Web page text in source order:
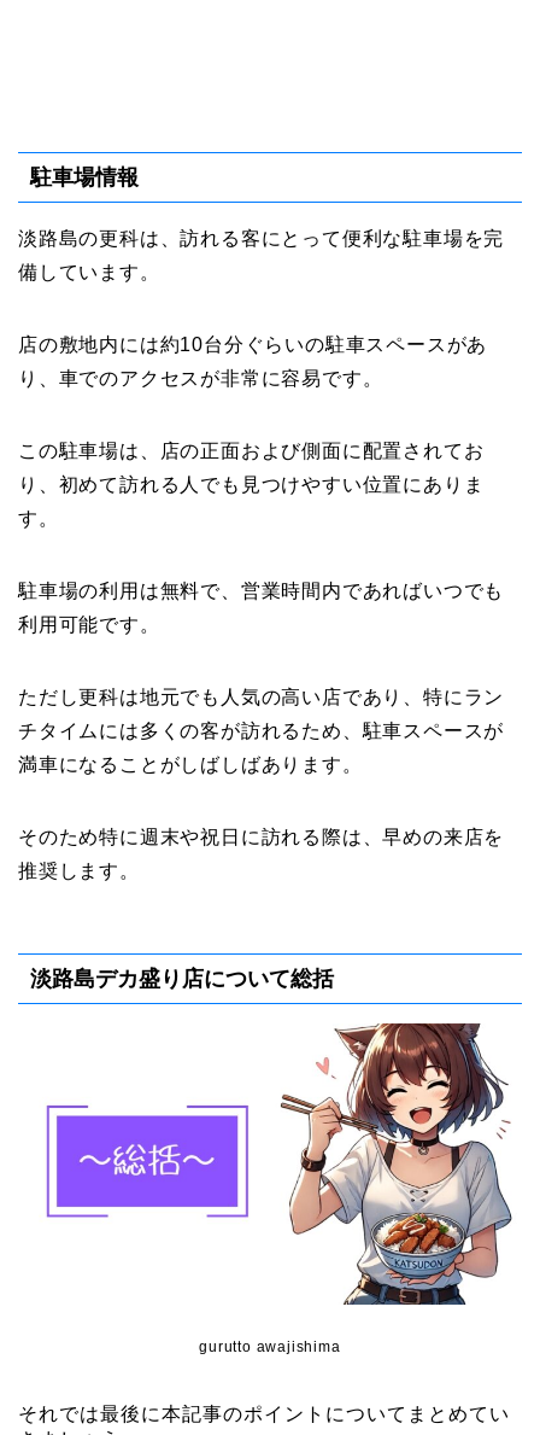
駐車場情報
淡路島の更科は、訪れる客にとって便利な駐車場を完
備しています。
店の敷地内には約10台分ぐらいの駐車スペースがあ
り、車でのアクセスが非常に容易です。
この駐車場は、店の正面および側面に配置されてお
り、初めて訪れる人でも見つけやすい位置にありま
す。
駐車場の利用は無料で、営業時間内であればいつでも
利用可能です。
ただし更科は地元でも人気の高い店であり、特にラン
チタイムには多くの客が訪れるため、駐車スペースが
満車になることがしばしばあります。
そのため特に週末や祝日に訪れる際は、早めの来店を
推奨します。
淡路島デカ盛り店について総括
gurutto awajishima
それでは最後に本記事のポイントについてまとめてい